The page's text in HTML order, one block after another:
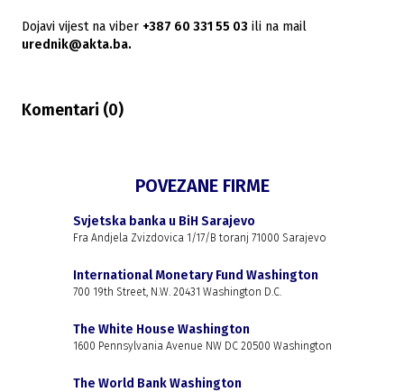
Dojavi vijest na viber +387 60 331 55 03 ili na mail
urednik@akta.ba.
Komentari (0)
POVEZANE FIRME
Svjetska banka u BiH Sarajevo
Fra Andjela Zvizdovica 1/17/B toranj 71000 Sarajevo
International Monetary Fund Washington
700 19th Street, N.W. 20431 Washington D.C.
The White House Washington
1600 Pennsylvania Avenue NW DC 20500 Washington
The World Bank Washington